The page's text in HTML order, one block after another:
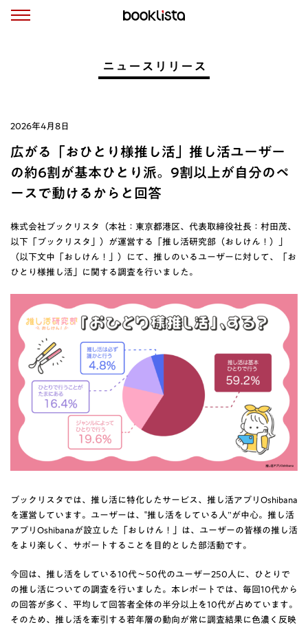
ニュースリリース
2026年4月8日
広がる「おひとり様推し活」推し活ユーザー
の約6割が基本ひとり派。9割以上が自分のペ
ースで動けるからと回答
株式会社ブックリスタ（本社：東京都港区、代表取締役社長：村田茂、
以下「ブックリスタ」）が運営する「推し活研究部（おしけん！）」
（以下文中「おしけん！」）にて、推しのいるユーザーに対して、「お
ひとり様推し活」に関する調査を行いました。
ブックリスタでは、推し活に特化したサービス、推し活アプリOshibana
を運営しています。ユーザーは、‟推し活をしている人”が中心。推し活
アプリOshibanaが設立した「おしけん！」は、ユーザーの皆様の推し活
をより楽しく、サポートすることを目的とした部活動です。
今回は、推し活をしている10代～50代のユーザー250人に、ひとりで
の推し活についての調査を行いました。本レポートでは、毎回10代から
の回答が多く、平均して回答者全体の半分以上を10代が占めています。
そのため、推し活を牽引する若年層の動向が常に調査結果に色濃く反映